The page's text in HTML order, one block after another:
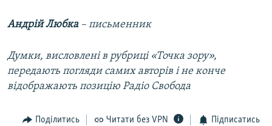
Андрій Любка– письменник
Думки, висловлені в рубриці «Точка зору»,
передають погляди самих авторів і не конче
відображають позицію Радіо Свобода
Поділитись Читати без VPN Підписатись